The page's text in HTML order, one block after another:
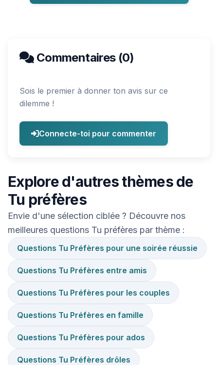
Commentaires (0)
Sois le premier à donner ton avis sur ce
dilemme !
Connecte-toi pour commenter
Explore d'autres thèmes de
Tu préfères
Envie d'une sélection ciblée ? Découvre nos
meilleures questions Tu préfères par thème :
Questions Tu Préfères pour une soirée réussie
Questions Tu Préfères entre amis
Questions Tu Préfères pour les couples
Questions Tu Préfères en famille
Questions Tu Préfères pour ados
Questions Tu Préfères drôles